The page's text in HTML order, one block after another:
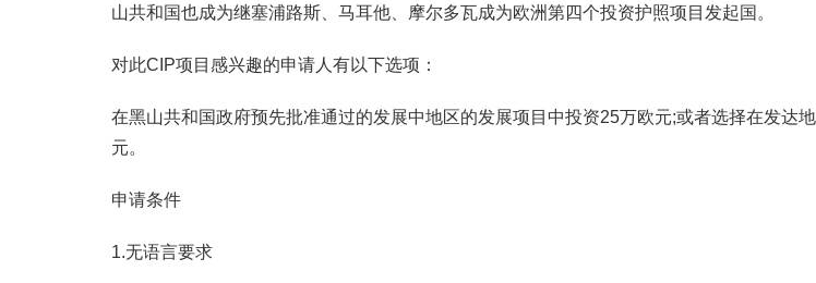
山共和国也成为继塞浦路斯、马耳他、摩尔多瓦成为欧洲第四个投资护照项目发起国。
对此CIP项目感兴趣的申请人有以下选项：
在黑山共和国政府预先批准通过的发展中地区的发展项目中投资25万欧元;或者选择在发达
元。
申请条件
1.无语言要求